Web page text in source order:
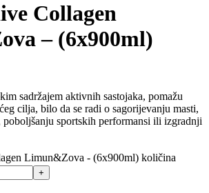
Collagen
– (6x900ml)
sadržajem aktivnih sastojaka, pomažu
cilja, bilo da se radi o sagorijevanju masti,
sportskih performansi ili izgradnji
Limun&Zova - (6x900ml) količina
+